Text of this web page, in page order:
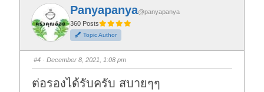
f
o
r
t
h
u
m
d
o
n
.
o
r
t
h
u
m
u
p
Panyapanya@panyapanya
360 Posts
Topic Author
#4 · December 8, 2021, 1:08 pm
ต่อรองได้รับครับ สบายๆๆ